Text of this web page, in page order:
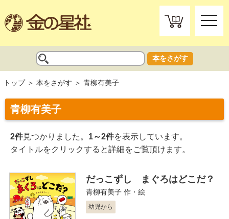
toggle
本をさがす
トップ 本をさがす 青柳有美子
青柳有美子
2件見つかりました。 1～2件を表示しています。
タイトルをクリックすると詳細をご覧頂けます。
だっこずし まぐろはどこだ？
青柳有美子 作・絵
幼児から